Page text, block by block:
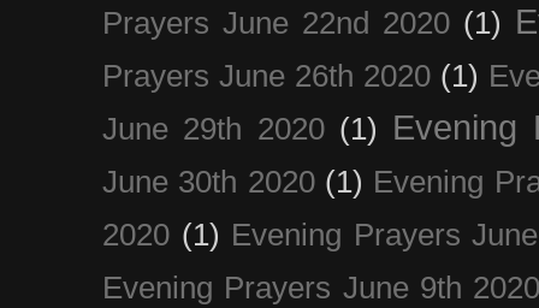
Prayers June 22nd 2020 (1)
Prayers June 26th 2020 (1)
June 29th 2020 (1) Evening
June 30th 2020 (1) Evening
2020 (1) Evening Prayers
Evening Prayers June 9th